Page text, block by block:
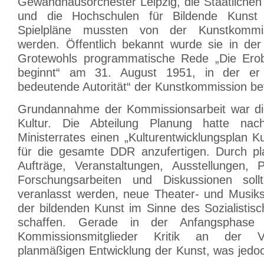
und die Hochschulen für Bildende
Spielpläne mussten von der
werden. Öffentlich bekannt wurde sie in
Grotewohls programmatische Rede „Die
beginnt“ am 31. August 1951, in der
bedeutende Autorität“ der Kunstkommission
Grundannahme der Kommissionsarbeit war
Kultur. Die Abteilung Planung hatte
Ministerrates einen „Kulturentwicklungsplan
für die gesamte DDR anzufertigen. Durch
Aufträge, Veranstaltungen, Ausstellungen,
Forschungsarbeiten und Diskussionen
veranlasst werden, neue Theater- und
der bildenden Kunst im Sinne des
schaffen. Gerade in der Anfangsphase
Kommissionsmitglieder Kritik an der
planmäßigen Entwicklung der Kunst, was